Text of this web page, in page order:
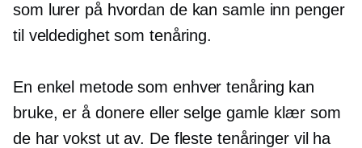
som lurer på hvordan de kan samle inn penger
til veldedighet som tenåring.
En enkel metode som enhver tenåring kan
bruke, er å donere eller selge gamle klær som
de har vokst ut av. De fleste tenåringer vil ha